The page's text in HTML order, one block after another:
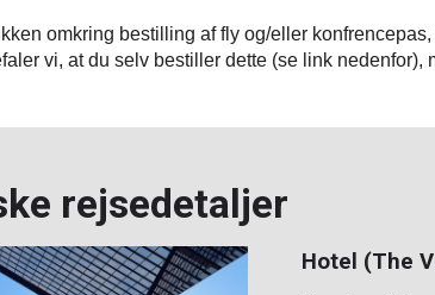
omkring bestilling af fly og/eller
vi, at du selv bestiller dette (se link
rejsedetaljer
Hotel (The